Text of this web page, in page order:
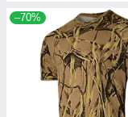
–70%